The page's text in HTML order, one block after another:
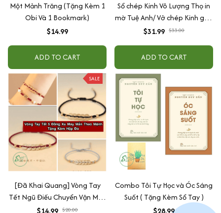
Một Mảnh Trăng (Tặng Kèm 1
Obi Và 1 Bookmark)
$14.99
ADD TO CART
Sổ chép Kinh Vô Lượng Thọ in
mờ Tuệ Anh/ Vở chép Kinh giấy
cổ (Tặng kèm Hộp đựng Kinh)
$31.99 $33.00
ADD TO CART
SALE
[Đã Khai Quang] Vòng Tay
Tết Ngũ Điếu Chuyển Vận May
Mắn Bình An Theo Mệnh +
$20.00
Combo Tôi Tự Học và Óc Sáng
Suốt ( Tặng Kèm Sổ Tay )